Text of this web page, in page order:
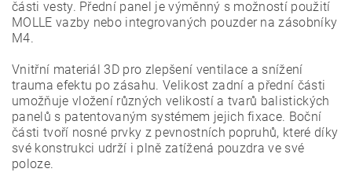
části vesty. Přední panel je výměnný s možností použití
MOLLE vazby nebo integrovaných pouzder na zásobníky
M4.
Vnitřní materiál 3D pro zlepšení ventilace a snížení
trauma efektu po zásahu. Velikost zadní a přední části
umožňuje vložení různých velikostí a tvarů balistických
panelů s patentovaným systémem jejich fixace. Boční
části tvoří nosné prvky z pevnostních popruhů, které díky
své konstrukci udrží i plně zatížená pouzdra ve své
poloze.